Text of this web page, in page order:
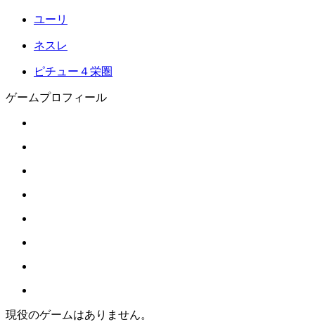
ユーリ
ネスレ
ピチュー４栄圏
ゲームプロフィール
現役のゲームはありません。